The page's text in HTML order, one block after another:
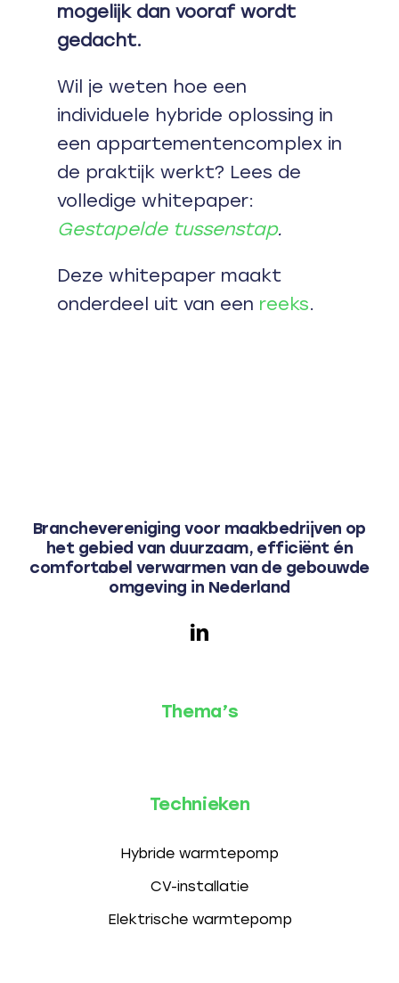
mogelijk dan vooraf wordt
gedacht.
Wil je weten hoe een
individuele hybride oplossing in
een appartementencomplex in
de praktijk werkt? Lees de
volledige whitepaper:
Gestapelde tussenstap.
Deze whitepaper maakt
onderdeel uit van een reeks.
Branchevereniging voor maakbedrijven op
het gebied van duurzaam, efficiënt én
comfortabel verwarmen van de gebouwde
omgeving in Nederland
Thema’s
Technieken
Hybride warmtepomp
CV-installatie
Elektrische warmtepomp